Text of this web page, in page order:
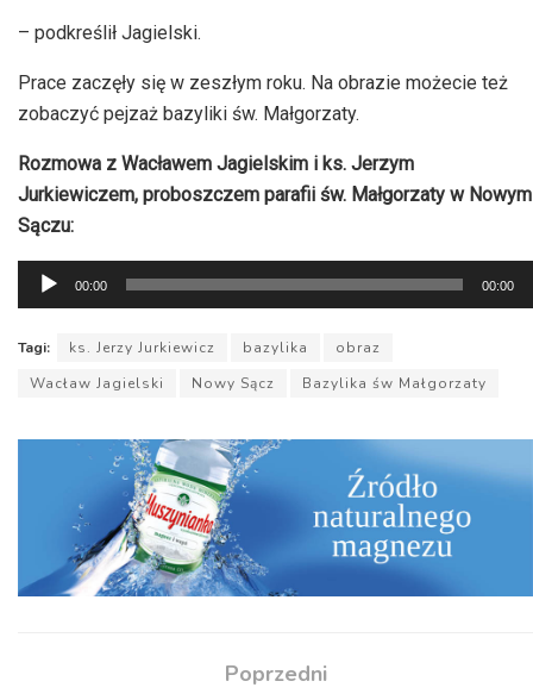
– podkreślił Jagielski.
Prace zaczęły się w zeszłym roku. Na obrazie możecie też
zobaczyć pejzaż bazyliki św. Małgorzaty.
Rozmowa z Wacławem Jagielskim i ks. Jerzym
Jurkiewiczem, proboszczem parafii św. Małgorzaty w Nowym
Sączu:
Odtwarzacz
plików
dźwiękowych
00:00 00:00
Tagi: ks. Jerzy Jurkiewicz bazylika
obraz
Wacław Jagielski
Nowy Sącz Bazylika św Małgorzaty
Poprzedni